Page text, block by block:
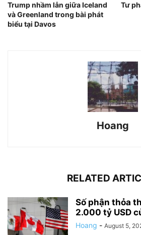
Trump nhầm lẫn giữa Iceland
và Greenland trong bài phát
biểu tại Davos
Tư
Hoang
RELATED
Số phận thỏa
2.000 tỷ USD
Hoang - August 5,